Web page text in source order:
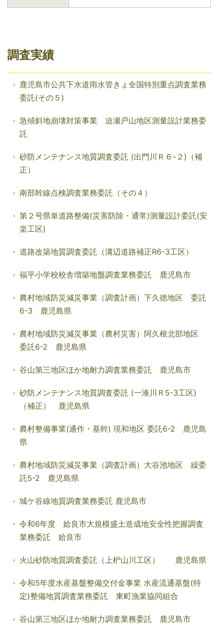
調査実績
鹿児島市公共下水道雨水管きょ全国特別重点調査業務
委託(その５)
急傾斜地崩壊対策事業 迫瀬戸山地区測量設計業務委
託
砂防メンテナンス地質調査委託 (出門川Ｒ６-２)（補
正）
南部幹線点検調査業務委託（その４）
第２号県単道路整備(災害防除・通常)測量設計委託(安
楽工区)
道路改築地質調査委託（溝辺道路補正R6-3工区）
福平小学校校舎増築地盤調査業務委託 鹿児島市
農村地域防災減災事業（調査計画）下久徳地区 委託
6-3 鹿児島県
農村地域防災減災事業（農村災害）阿久根北部地区
委託6-2 鹿児島県
谷山第三地区ほか地耐力調査業務委託 鹿児島市
砂防メンテナンス地質調査委託 (一湊川Ｒ5-3工区)
（補正） 鹿児島県
農村整備事業(通作・基幹) 現和地区 委託6-2 鹿児島
県
農村地域防災減災事業（調査計画）大谷池地区 繰委
託5-2 鹿児島県
城ケ谷線地質調査業務委託 鹿児島市
令和6年度 姶良市大規模盛土造成地安全性把握調査
業務委託 姶良市
火山砂防地質調査委託（上枦山川工区） 鹿児島県
令和5年度水産基盤整備交付金事業 水産流通基盤(特
定)整備地質調査業務委託 東町漁業協同組合
谷山第三地区ほか地耐力調査業務委託 鹿児島市